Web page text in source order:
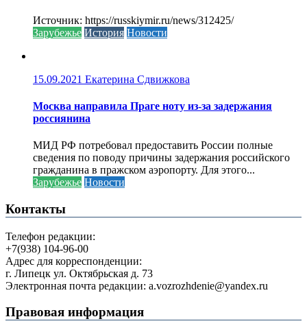
Источник: https://russkiymir.ru/news/312425/
Зарубежье История Новости
15.09.2021 Екатерина Сдвижкова
Москва направила Праге ноту из-за задержания
россиянина
МИД РФ потребовал предоставить России полные
сведения по поводу причины задержания российского
гражданина в пражском аэропорту. Для этого...
Зарубежье Новости
Контакты
Телефон редакции:
+7(938) 104-96-00
Адрес для корреспонденции:
г. Липецк ул. Октябрьская д. 73
Электронная почта редакции: a.vozrozhdenie@yandex.ru
Правовая информация